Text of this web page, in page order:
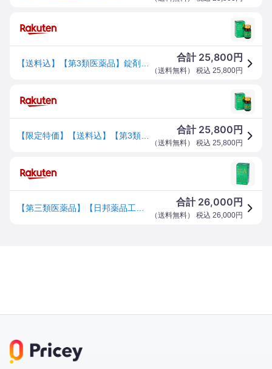
合計 25,800 円
（送料無料） 税込 25,800円
合計 25,800 円
（送料無料） 税込 25,800円
合計 26,000 円
（送料無料） 税込 26,000円